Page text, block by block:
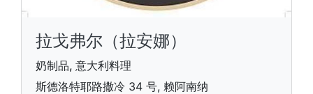
拉戈弗尔（拉安娜）
奶制品, 意大利料理
斯德洛特耶路撒冷 34 号, 赖阿南纳